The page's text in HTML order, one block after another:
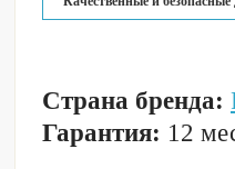
Страна бренда:
Гарантия: 12